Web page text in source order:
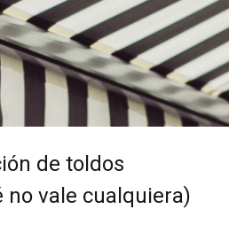
de toldos
no vale cualquiera)